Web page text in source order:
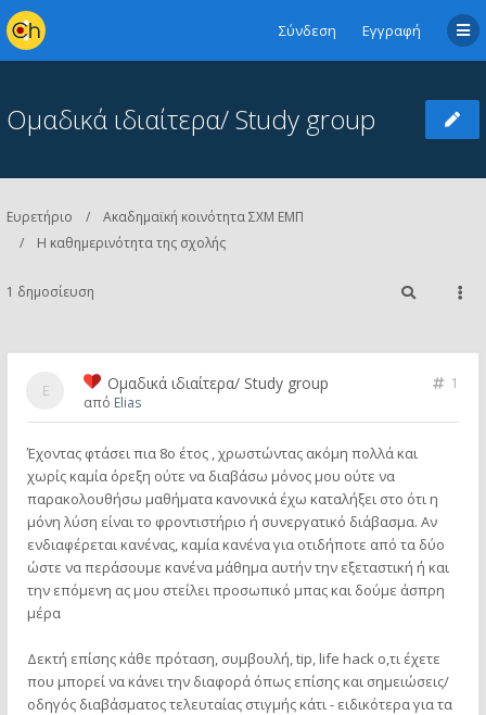
Σύνδεση Εγγραφή
Ομαδικά ιδιαίτερα/ Study group
Ευρετήριο
Ακαδημαϊκή κοινότητα ΣΧΜ ΕΜΠ
Η καθημερινότητα της σχολής
1 δημοσίευση
Ομαδικά ιδιαίτερα/ Study group
1
από Elias
Έχοντας φτάσει πια 8ο έτος , χρωστώντας ακόμη πολλά και
χωρίς καμία όρεξη ούτε να διαβάσω μόνος μου ούτε να
παρακολουθήσω μαθήματα κανονικά έχω καταλήξει στο ότι η
μόνη λύση είναι το φροντιστήριο ή συνεργατικό διάβασμα. Αν
ενδιαφέρεται κανένας, καμία κανένα για οτιδήποτε από τα δύο
ώστε να περάσουμε κανένα μάθημα αυτήν την εξεταστική ή και
την επόμενη ας μου στείλει προσωπικό μπας και δούμε άσπρη
μέρα
Δεκτή επίσης κάθε πρόταση, συμβουλή, tip, life hack ο,τι έχετε
που μπορεί να κάνει την διαφορά όπως επίσης και σημειώσεις/
οδηγός διαβάσματος τελευταίας στιγμής κάτι - ειδικότερα για τα